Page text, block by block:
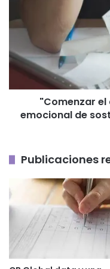
deudas:
el
peso
emocional
de
tiempos
crisis"
"Comenzar el
emocional de
Publicaciones